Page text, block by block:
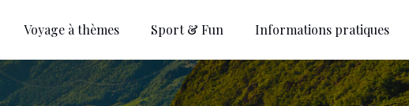
Voyage à thèmes Sport & Fun Informations pratiques